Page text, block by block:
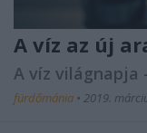
A víz az új
A víz világnapja
fürdőmánia • 2019.